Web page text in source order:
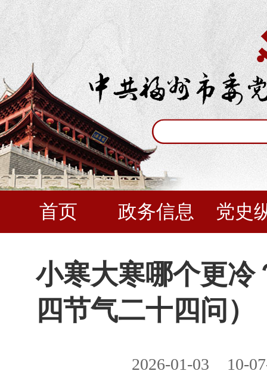
首页 政务信息 党史
小寒大寒哪个更冷
四节气二十四问）
2026-01-03 10-